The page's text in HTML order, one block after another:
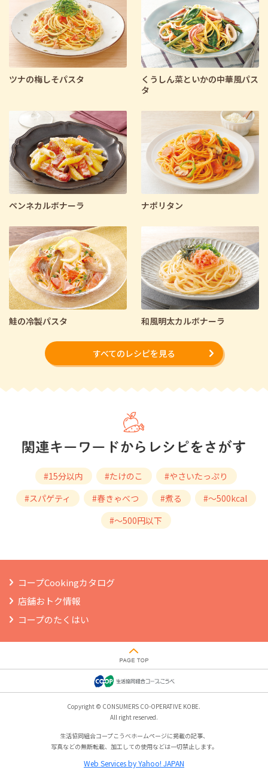
ツナの梅しそパスタ
くうしん菜といかの中華風パス
タ
ペンネカルボナーラ ナポリタン
鮭の冷製パスタ 和風明太カルボナーラ
すべてのレシピを見る
#15分以内 #たけのこ
#やさいたっぷり
#スパゲティ
#春きゃべつ #煮る
#～500kcal
#～500円以下
コープCookingカタログ
店舗おトク情報
コープのたくはい
Copyright © CONSUMERS CO-OPERATIVE KOBE.
All right reserved.
生活協同組合コープこうべホームページに掲載の記事、
写真などの無断転載、加工しての使用などは一切禁止します。
Web Services by Yahoo! JAPAN